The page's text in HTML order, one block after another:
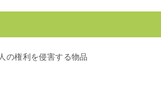
の権利を侵害する物品